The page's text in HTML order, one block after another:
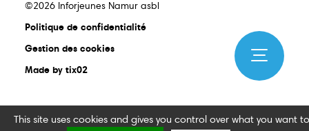
©2026 Inforjeunes Namur asbl
Politique de confidentialité
Gestion des cookies
Made by tix02
This site uses cookies and gives you control over what you want to